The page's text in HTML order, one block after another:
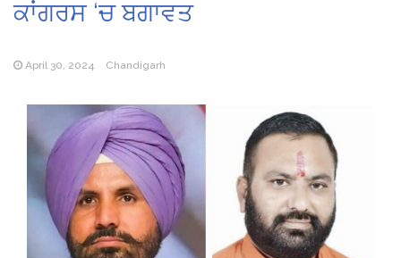
ਕਾਂਗਰਸ ‘ਚ ਬਗਾਵਤ
April 30, 2024 Chandigarh